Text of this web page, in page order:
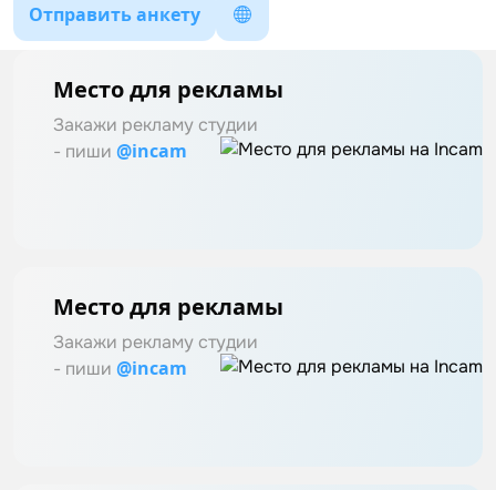
Отправить анкету
Место для рекламы
Закажи рекламу студии
- пиши @incam
Место для рекламы
Закажи рекламу студии
- пиши @incam